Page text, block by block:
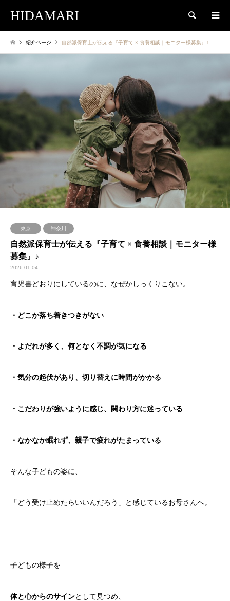
HIDAMARI 検索
紹介ページ 自然派保育士が伝える『子育て × 食養相談｜モニター様募集』♪
東京 神奈川
自然派保育士が伝える『子育て × 食養相談｜モニター様
募集』♪
2026.01.04
育児書どおりにしているのに、なぜかしっくりこない。
・どこか落ち着きつきがない
・よだれが多く、何となく不調が気になる
・気分の起伏があり、切り替えに時間がかかる
・こだわりが強いように感じ、関わり方に迷っている
・なかなか眠れず、親子で疲れがたまっている
そんな子どもの姿に、
「どう受け止めたらいいんだろう」と感じているお母さんへ。
子どもの様子を
体と心からのサインとして見つめ、